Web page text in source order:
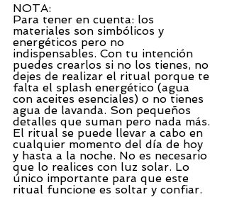
NOTA:
Para tener en cuenta: los
materiales son simbólicos y
energéticos pero no
indispensables. Con tu intención
puedes crearlos si no los tienes, no
dejes de realizar el ritual porque te
falta el splash energético (agua
con aceites esenciales) o no tienes
agua de lavanda. Son pequeños
detalles que suman pero nada más.
El ritual se puede llevar a cabo en
cualquier momento del día de hoy
y hasta a la noche. No es necesario
que lo realices con luz solar. Lo
único importante para que este
ritual funcione es soltar y confiar.